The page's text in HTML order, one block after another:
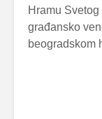
Hramu
građansko
beogradskom